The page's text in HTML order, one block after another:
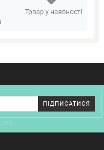
Товар у наявності
ПІДПИСАТИСЯ